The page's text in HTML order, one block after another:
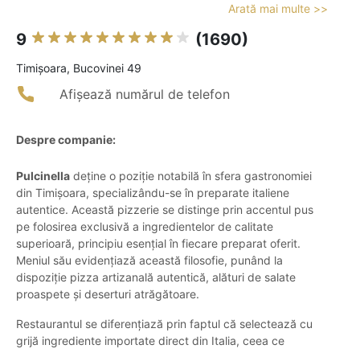
Arată mai multe >>
9 (1690)
Timişoara, Bucovinei 49
Afișează numărul de telefon
Despre companie:
Pulcinella deține o poziție notabilă în sfera gastronomiei
din Timișoara, specializându-se în preparate italiene
autentice. Această pizzerie se distinge prin accentul pus
pe folosirea exclusivă a ingredientelor de calitate
superioară, principiu esențial în fiecare preparat oferit.
Meniul său evidențiază această filosofie, punând la
dispoziție pizza artizanală autentică, alături de salate
proaspete și deserturi atrăgătoare.
Restaurantul se diferențiază prin faptul că selectează cu
grijă ingrediente importate direct din Italia, ceea ce